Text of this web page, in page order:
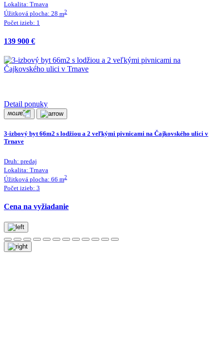
Lokalita: Trnava
Úžitková plocha: 28 m2
Počet izieb: 1
139 900 €
Detail ponuky
3-izbový byt 66m2 s lodžiou a 2 veľkými pivnicami na Čajkovského ulici v
Trnave
Druh: predaj
Lokalita: Trnava
Úžitková plocha: 66 m2
Počet izieb: 3
Cena na vyžiadanie